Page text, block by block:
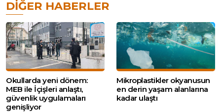
DIĞER HABERLER
Okullarda yeni dönem:
MEB ile İçişleri anlaştı,
güvenlik uygulamaları
genişliyor
Mikroplastikler okyanusun
en derin yaşam alanlarına
kadar ulaştı